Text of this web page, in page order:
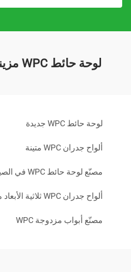
لوحة حائط WPC مزينة بطباعة ثلاثية الأبعاد
لوحة حائط WPC جديدة
ألواح جدران WPC متينة
مصنّع لوحة حائط WPC في الصين
ألواح جدران WPC ثلاثية الأبعاد مصنوعة في الصين
مصنّع أبواب مزدوجة WPC